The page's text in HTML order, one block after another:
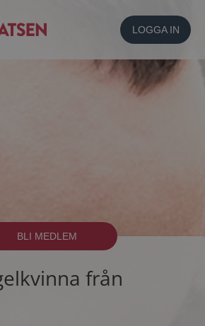
LOGGA IN
BLI MEDLEM
från